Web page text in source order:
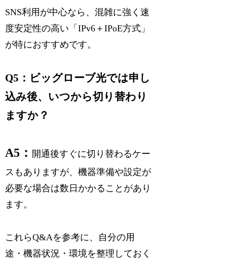
SNS利用が中心なら、混雑に強く速
度安定性の高い「IPv6＋IPoE方式」
が特におすすめです。
Q5：ビッグローブ光では申し
込み後、いつから切り替わり
ますか？
A5： 開通後すぐに切り替わるケー
スもありますが、機器準備や設定が
必要な場合は数日かかることがあり
ます。
これらQ&Aを参考に、自分の用
途・機器状況・環境を整理しておく